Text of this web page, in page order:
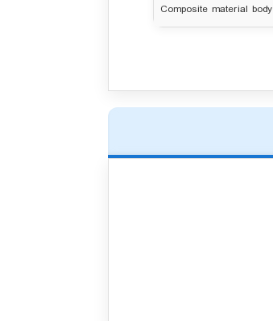
Composite material body